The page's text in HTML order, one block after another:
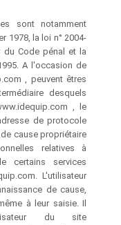
sont notamment
1978, la loi n° 2004-
du Code pénal et la
A l'occasion de
, peuvent êtres
desquels
, le
de protocole
cause propriétaire
relatives à
certains services
L'utilisateur
de cause,
à leur saisie. Il
du site